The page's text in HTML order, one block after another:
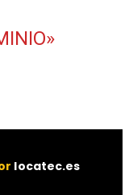
locatec.es